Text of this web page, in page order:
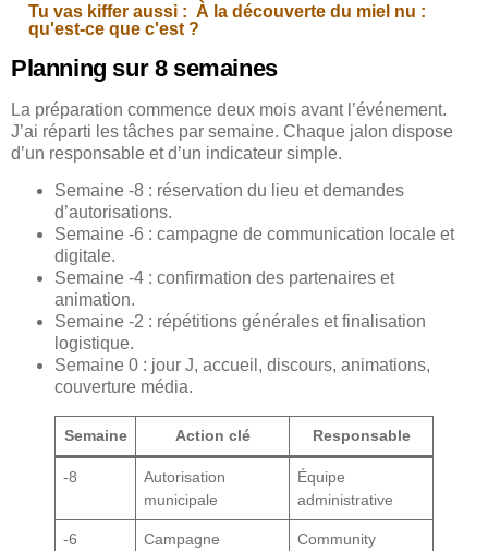
Tu vas kiffer aussi : À la découverte du miel nu :
qu'est-ce que c'est ?
Planning sur 8 semaines
La préparation commence deux mois avant l’événement.
J’ai réparti les tâches par semaine. Chaque jalon dispose
d’un responsable et d’un indicateur simple.
Semaine -8 : réservation du lieu et demandes
d’autorisations.
Semaine -6 : campagne de communication locale et
digitale.
Semaine -4 : confirmation des partenaires et
animation.
Semaine -2 : répétitions générales et finalisation
logistique.
Semaine 0 : jour J, accueil, discours, animations,
couverture média.
Semaine Action clé Responsable
-8
Autorisation
municipale
Équipe
administrative
-6
Campagne
Community